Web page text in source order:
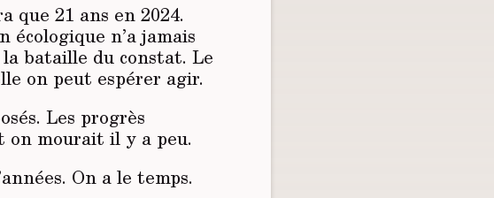
que 21 ans en 2024.
n’a jamais
bataille du constat. Le
on peut espérer agir.
Les progrès
on mourait il y a peu.
On a le temps.